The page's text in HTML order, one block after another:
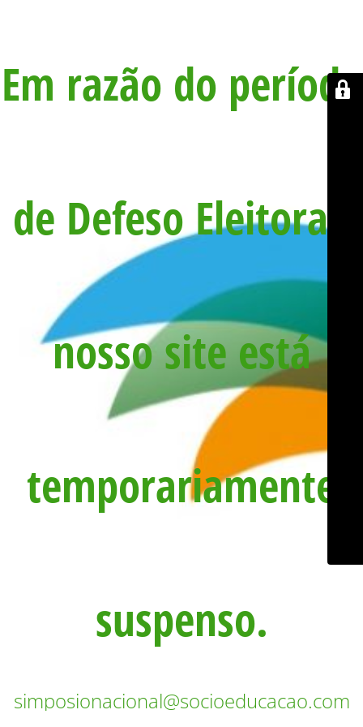
Em razão do período
de Defeso Eleitoral,
nosso site está
temporariamente
suspenso.
simposionacional@socioeducacao.com